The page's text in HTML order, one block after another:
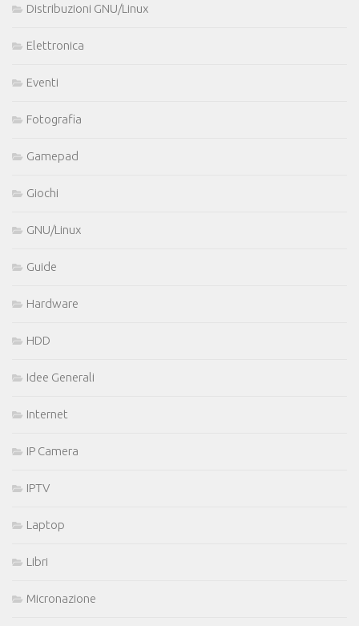
Distribuzioni GNU/Linux
Elettronica
Eventi
Fotografia
Gamepad
Giochi
GNU/Linux
Guide
Hardware
HDD
Idee Generali
Internet
IP Camera
IPTV
Laptop
Libri
Micronazione